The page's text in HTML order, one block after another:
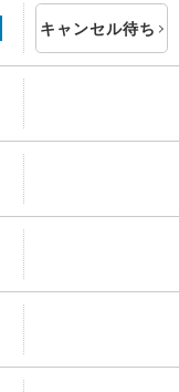
キャンセル待ち